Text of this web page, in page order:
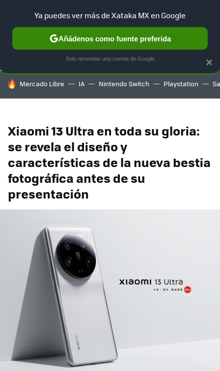
SELECCIÓN GAMING HOME AUTO TERRITORIO
HOY SE HABLA DE
Mercado Libre IA Nintendo Switch Playstation
Xiaomi 13 Ultra en toda su gloria:
se revela el diseño y
características de la nueva bestia
fotográfica antes de su
presentación
×
Ya puedes ver más de Xataka MX en Google
Añádenos como fuente preferida
Solo necesitas una cuenta de Google